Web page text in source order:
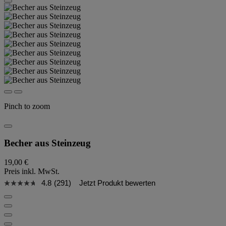
Pinch to zoom
Becher aus Steinzeug
19,00 €
Preis inkl. MwSt.
4.8 (291) Jetzt Produkt bewerten